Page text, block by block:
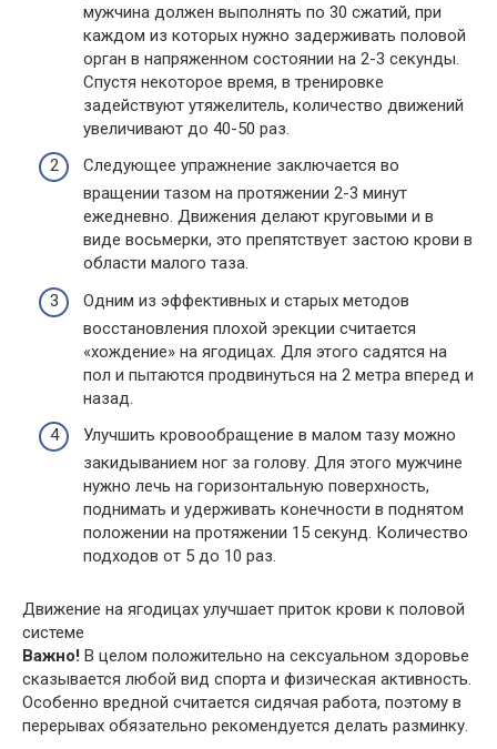
мужчина должен выполнять по 30 сжатий, при
каждом из которых нужно задерживать половой
орган в напряженном состоянии на 2-3 секунды.
Спустя некоторое время, в тренировке
задействуют утяжелитель, количество движений
увеличивают до 40-50 раз.
Следующее упражнение заключается во
вращении тазом на протяжении 2-3 минут
ежедневно. Движения делают круговыми и в
виде восьмерки, это препятствует застою крови в
области малого таза.
Одним из эффективных и старых методов
восстановления плохой эрекции считается
«хождение» на ягодицах. Для этого садятся на
пол и пытаются продвинуться на 2 метра вперед и
назад.
Улучшить кровообращение в малом тазу можно
закидыванием ног за голову. Для этого мужчине
нужно лечь на горизонтальную поверхность,
поднимать и удерживать конечности в поднятом
положении на протяжении 15 секунд. Количество
подходов от 5 до 10 раз.
Движение на ягодицах улучшает приток крови к половой
системе
Важно! В целом положительно на сексуальном здоровье
сказывается любой вид спорта и физическая активность.
Особенно вредной считается сидячая работа, поэтому в
перерывах обязательно рекомендуется делать разминку.